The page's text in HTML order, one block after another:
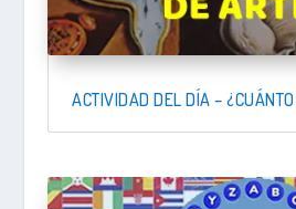
ACTIVIDAD DEL DÍA –